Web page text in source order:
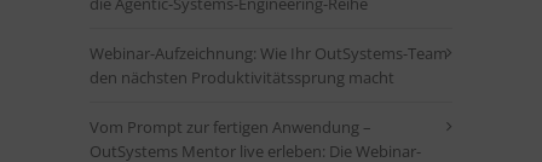
Webinar-Aufzeichnung: Wie Ihr OutSystems-Team
den nächsten Produktivitätssprung macht
Vom Prompt zur fertigen Anwendung –
OutSystems Mentor live erleben: Die Webinar-